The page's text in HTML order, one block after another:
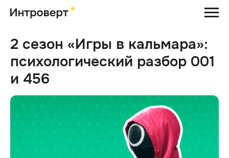
2 сезон «Игры в кальмара»:
психологический разбор 001
и 456